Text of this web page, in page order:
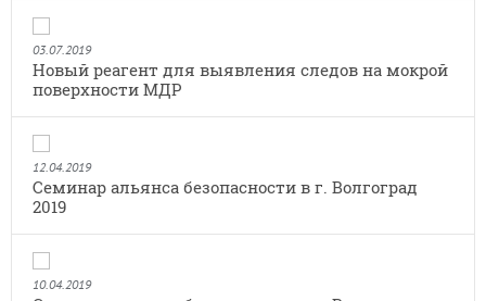
03.07.2019
Новый реагент для выявления следов на мокрой
поверхности МДР
12.04.2019
Семинар альянса безопасности в г. Волгоград
2019
10.04.2019